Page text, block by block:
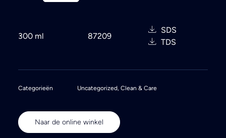
300 ml 87209
SDS
TDS
Categorieën Uncategorized, Clean & Care
Naar de online winkel